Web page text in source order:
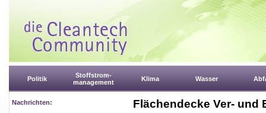
Politik
Stoffstrom-
management
Klima Wasser
Nachrichten: Flächendecke Ver-